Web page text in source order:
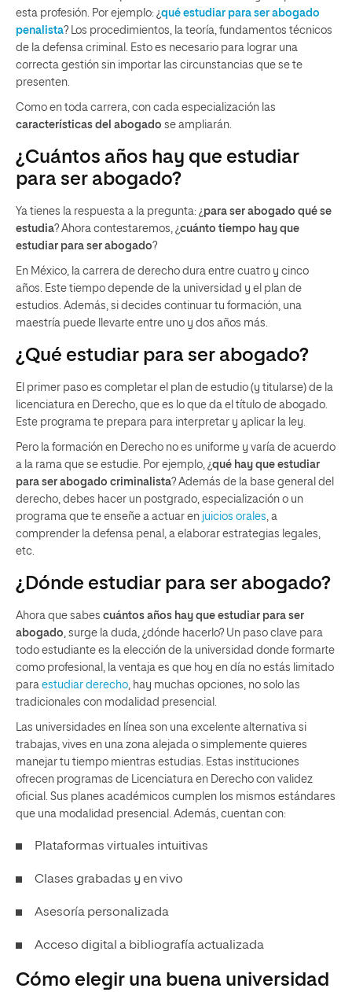
esta profesión. Por ejemplo: ¿qué estudiar para ser abogado
penalista? Los procedimientos, la teoría, fundamentos técnicos
de la defensa criminal. Esto es necesario para lograr una
correcta gestión sin importar las circunstancias que se te
presenten.
Como en toda carrera, con cada especialización las
características del abogado se ampliarán.
¿Cuántos años hay que estudiar
para ser abogado?
Ya tienes la respuesta a la pregunta: ¿ para ser abogado qué se
estudia? Ahora contestaremos, ¿cuánto tiempo hay que
estudiar para ser abogado?
En México, la carrera de derecho dura entre cuatro y cinco
años. Este tiempo depende de la universidad y el plan de
estudios. Además, si decides continuar tu formación, una
maestría puede llevarte entre uno y dos años más.
¿Qué estudiar para ser abogado?
El primer paso es completar el plan de estudio (y titularse) de la
licenciatura en Derecho, que es lo que da el título de abogado.
Este programa te prepara para interpretar y aplicar la ley.
Pero la formación en Derecho no es uniforme y varía de acuerdo
a la rama que se estudie. Por ejemplo, ¿qué hay que estudiar
para ser abogado criminalista? Además de la base general del
derecho, debes hacer un postgrado, especialización o un
programa que te enseñe a actuar en juicios orales, a
comprender la defensa penal, a elaborar estrategias legales,
etc.
¿Dónde estudiar para ser abogado?
Ahora que sabes cuántos años hay que estudiar para ser
abogado, surge la duda, ¿dónde hacerlo? Un paso clave para
todo estudiante es la elección de la universidad donde formarte
como profesional, la ventaja es que hoy en día no estás limitado
para estudiar derecho, hay muchas opciones, no solo las
tradicionales con modalidad presencial.
Las universidades en línea son una excelente alternativa si
trabajas, vives en una zona alejada o simplemente quieres
manejar tu tiempo mientras estudias. Estas instituciones
ofrecen programas de Licenciatura en Derecho con validez
oficial. Sus planes académicos cumplen los mismos estándares
que una modalidad presencial. Además, cuentan con:
Plataformas virtuales intuitivas
Clases grabadas y en vivo
Asesoría personalizada
Acceso digital a bibliografía actualizada
Cómo elegir una buena universidad